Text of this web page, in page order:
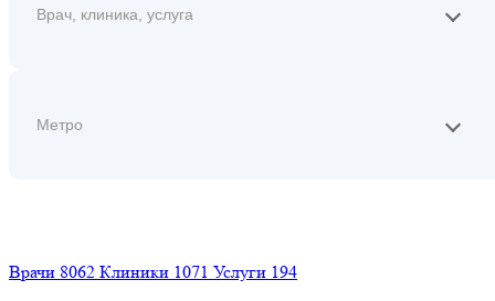
Врачи 8062 Клиники 1071 Услуги 194